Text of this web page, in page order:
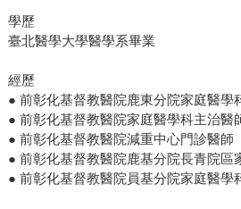
學歷
臺北醫學大學醫學系畢業
經歷
● 前彰化基督教醫院鹿東分院家庭醫學
● 前彰化基督教醫院家庭醫學科主治醫
● 前彰化基督教醫院減重中心門診醫師
● 前彰化基督教醫院鹿基分院長青院區
● 前彰化基督教醫院員基分院家庭醫學